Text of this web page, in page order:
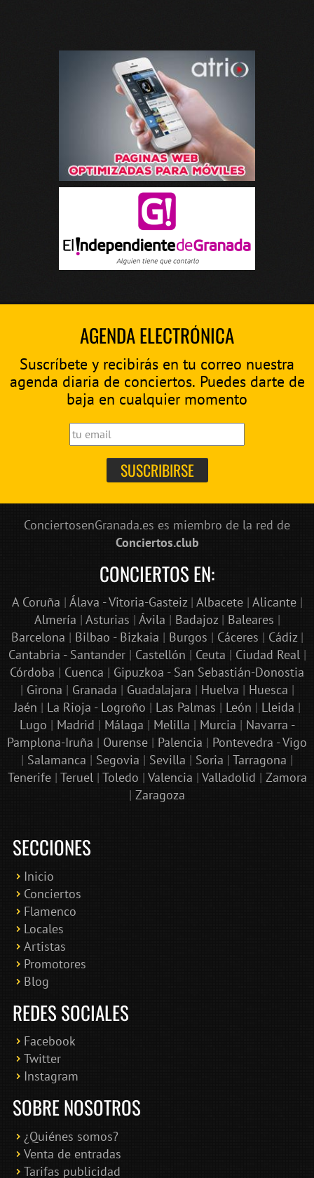
AGENDA ELECTRÓNICA
Suscríbete y recibirás en tu correo nuestra
agenda diaria de conciertos. Puedes darte de
baja en cualquier momento
ConciertosenGranada.es es miembro de la red de
Conciertos.club
CONCIERTOS EN:
A Coruña | Álava - Vitoria-Gasteiz| Albacete| Alicante|
Almería | Asturias | Ávila | Badajoz| Baleares |
Barcelona | Bilbao - Bizkaia | Burgos | Cáceres | Cádiz|
Cantabria - Santander| Castellón | Ceuta | Ciudad Real|
Córdoba | Cuenca | Gipuzkoa - San Sebastián-Donostia
| Girona | Granada | Guadalajara | Huelva | Huesca |
Jaén | La Rioja - Logroño | Las Palmas | León | Lleida |
Lugo | Madrid | Málaga | Melilla | Murcia | Navarra -
Pamplona-Iruña | Ourense | Palencia | Pontevedra - Vigo
| Salamanca | Segovia | Sevilla | Soria | Tarragona |
Tenerife| Teruel| Toledo | Valencia | Valladolid | Zamora
| Zaragoza
SECCIONES
Inicio
Conciertos
Flamenco
Locales
Artistas
Promotores
Blog
REDES SOCIALES
Facebook
Twitter
Instagram
SOBRE NOSOTROS
¿Quiénes somos?
Venta de entradas
Tarifas publicidad